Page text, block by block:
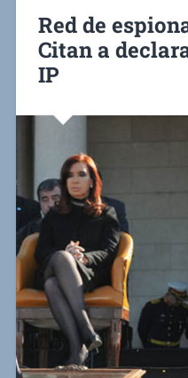
Red de
Citan a
IP